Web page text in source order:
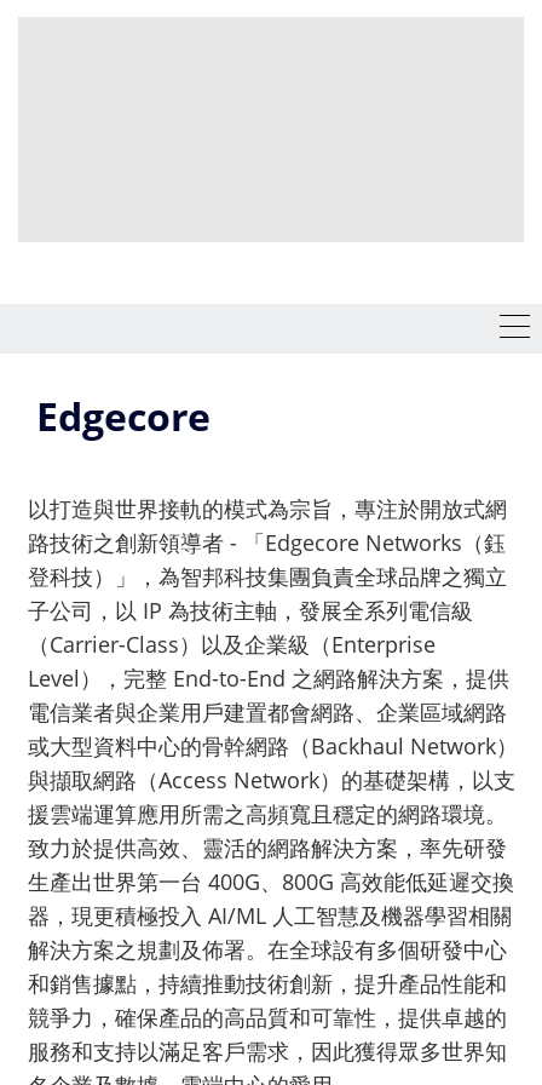
Edgecore
以打造與世界接軌的模式為宗旨，專注於開放式網
路技術之創新領導者 - 「Edgecore Networks（鈺
登科技）」，為智邦科技集團負責全球品牌之獨立
子公司，以 IP 為技術主軸，發展全系列電信級
（Carrier-Class）以及企業級（Enterprise
Level），完整 End-to-End 之網路解決方案，提供
電信業者與企業用戶建置都會網路、企業區域網路
或大型資料中心的骨幹網路（Backhaul Network）
與擷取網路（Access Network）的基礎架構，以支
援雲端運算應用所需之高頻寬且穩定的網路環境。
致力於提供高效、靈活的網路解決方案，率先研發
生產出世界第一台 400G、800G 高效能低延遲交換
器，現更積極投入 AI/ML 人工智慧及機器學習相關
解決方案之規劃及佈署。在全球設有多個研發中心
和銷售據點，持續推動技術創新，提升產品性能和
競爭力，確保產品的高品質和可靠性，提供卓越的
服務和支持以滿足客戶需求，因此獲得眾多世界知